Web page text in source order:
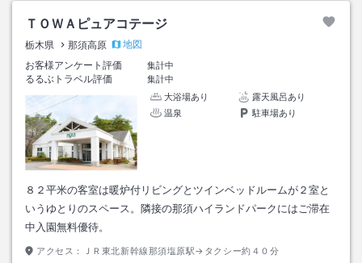
ＴＯＷＡピュアコテージ
栃木県 那須高原
地図
お客様アンケート評価
集計中
るるぶトラベル評価
集計中
大浴場あり
露天風呂あり
温泉
駐車場あり
８２平米の客室は暖炉付リビングとツインベッドルームが２室と
いうゆとりのスペース。隣接の那須ハイランドパークにはご滞在
中入園無料優待。
アクセス： ＪＲ東北新幹線那須塩原駅→タクシー約４０分